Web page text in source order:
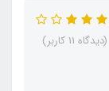
(دیدگاه 11 کاربر)